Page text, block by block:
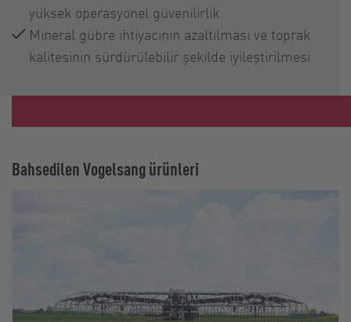
yüksek operasyonel güvenilirlik
Mineral gübre ihtiyacının azaltılması ve toprak
kalitesinin sürdürülebilir şekilde iyileştirilmesi
Bahsedilen Vogelsang ürünleri